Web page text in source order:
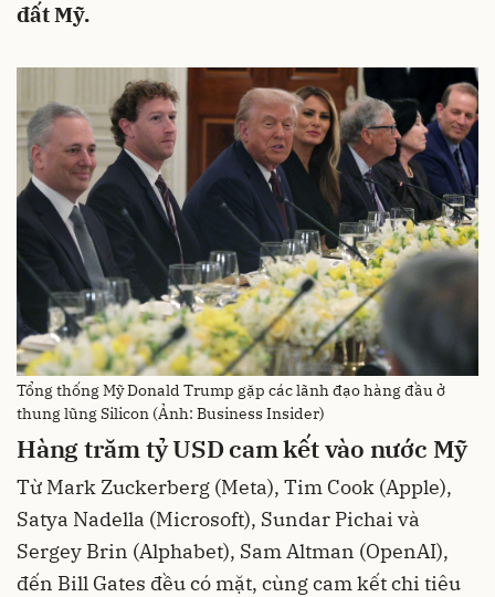
đất Mỹ.
Tổng thống Mỹ Donald Trump gặp các lãnh đạo hàng đầu ở
thung lũng Silicon (Ảnh: Business Insider)
Hàng trăm tỷ USD cam kết vào nước Mỹ
Từ Mark Zuckerberg (Meta), Tim Cook (Apple),
Satya Nadella (Microsoft), Sundar Pichai và
Sergey Brin (Alphabet), Sam Altman (OpenAI),
đến Bill Gates đều có mặt, cùng cam kết chi tiêu